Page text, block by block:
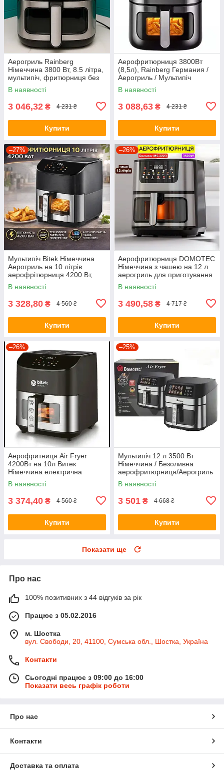
Аерогриль Rainberg
Німеччина 3800 Вт, 8.5 літра,
мультипіч, фритюрниця без
олії, аерофритюрниця
В наявності
3 046,32 ₴ 4 231 ₴
Купити
Аерофритюрниця 3800Вт
(8,5л), Rainberg Германия /
Аерогриль / Мультипіч
В наявності
3 088,63 ₴ 4 231 ₴
Купити
–27%
Мультипіч Bitek Німеччина
Аерогриль на 10 літрів
аерофрітюрниця 4200 Вт,
Аерогриль, фритюрниця без
олії, гриль
В наявності
3 328,80 ₴ 4 560 ₴
Купити
–26%
Аерофритюрниця DOMOTEC
Німеччина з чашею на 12 л
аерогриль для приготування
без олії мультипіч 3500 Вт
В наявності
3 490,58 ₴ 4 717 ₴
Купити
–26%
Аерофритниця Air Fryer
4200Вт на 10л Витек
Німеччина електрична
фритюрниця без олії
В наявності
3 374,40 ₴ 4 560 ₴
Купити
–25%
Мультипіч 12 л 3500 Вт
Німеччина / Безоливна
аерофритюрниця/Аерогриль
В наявності
3 501 ₴ 4 668 ₴
Купити
Показати ще
Про нас
100% позитивних з 44 відгуків за рік
Працює з 05.02.2016
м. Шостка
вул. Свободи, 20, 41100, Сумська обл., Шостка, Україна
Контакти
Сьогодні працює з 09:00 до 16:00
Показати весь графік роботи
Про нас
Контакти
Доставка та оплата